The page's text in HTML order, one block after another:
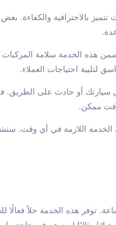
حيث تتميز بالاحترافية
للرفع والجر. تضمن هذه الخدمة سلامة
لتلبية احتياجات العملاء.
عطل في سيارتك أو حادث على
ممكن.
الحصول على الخدمة اللازمة في أي
هذه الخدمة حلاً فعالًا